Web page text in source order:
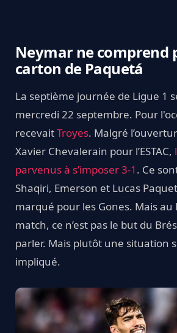
Neymar ne comprend
carton de Paquetá
La septième journée de Ligue 1
mercredi 22 septembre. Pour
recevaitTroyes. Malgré
Xavier Chevalerain pour l’ESTAC,
parvenus à s’imposer 3-1 . Ce
Shaqiri, Emerson et Lucas
marqué pour les Gones. Mais
match, ce n’est pas le but du
parler. Mais plutôt une situation
impliqué.